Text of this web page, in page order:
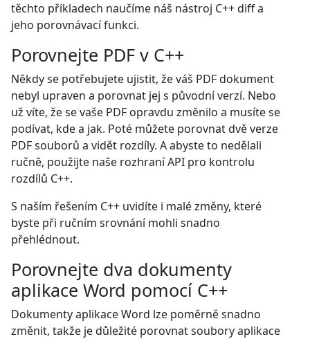
těchto příkladech naučíme náš nástroj C++ diff a
jeho porovnávací funkci.
Porovnejte PDF v C++
Někdy se potřebujete ujistit, že váš PDF dokument
nebyl upraven a porovnat jej s původní verzí. Nebo
už víte, že se vaše PDF opravdu změnilo a musíte se
podívat, kde a jak. Poté můžete porovnat dvě verze
PDF souborů a vidět rozdíly. A abyste to nedělali
ručně, použijte naše rozhraní API pro kontrolu
rozdílů C++.
S naším řešením C++ uvidíte i malé změny, které
byste při ručním srovnání mohli snadno
přehlédnout.
Porovnejte dva dokumenty
aplikace Word pomocí C++
Dokumenty aplikace Word lze poměrně snadno
změnit, takže je důležité porovnat soubory aplikace